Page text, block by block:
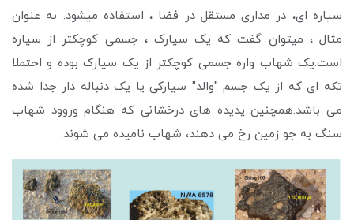
سیاره ای، در مداری مستقل در فضا ، استفاده میشود. به عنوان
مثال ، میتوان گفت که یک سیارک ، جسمی کوچکتر از سیاره
است.یک شهاب واره جسمی کوچکتر از یک سیارک بوده و احتملا
تکه ای که از یک جسم "والد" سیارکی یا یک دنباله دار جدا شده
می باشد.همچنین پدیده های درخشانی که هنگام وروود شهاب
سنگ به جو زمین رخ می دهند، شهاب نامیده می شوند.